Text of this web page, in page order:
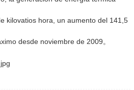
kilovatios hora, un aumento del 141,5
desde noviembre de 2009。